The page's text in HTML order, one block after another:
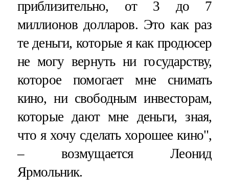
приблизительно, от 3 до 7
миллионов долларов. Это как раз
те деньги, которые я как продюсер
не могу вернуть ни государству,
которое помогает мне снимать
кино, ни свободным инвесторам,
которые дают мне деньги, зная,
что я хочу сделать хорошее кино",
– возмущается Леонид
Ярмольник.